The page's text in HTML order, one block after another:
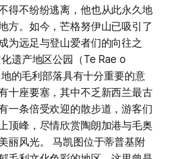
得不纷纷逃离，他也从此永久地
方。如今，芒格努伊山已吸引了
为远足与登山爱者们的向往之
遗产地区公园（Te Rae o
的毛利部落具有十分重要的意
十座要塞，其中不乏新西兰最古
一条倍受欢迎的散步道，游客们
顶峰，尽情欣赏陶朗加港与毛奥
丽风光。 马凯图位于蒂普基附